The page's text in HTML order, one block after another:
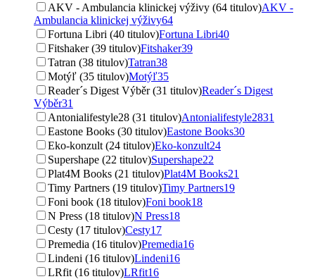
AKV - Ambulancia klinickej výživy (64 titulov)AKV -
Ambulancia klinickej výživy64
Fortuna Libri (40 titulov)Fortuna Libri40
Fitshaker (39 titulov)Fitshaker39
Tatran (38 titulov)Tatran38
Motýľ (35 titulov)Motýľ35
Reader´s Digest Výběr (31 titulov)Reader´s Digest
Výběr31
Antonialifestyle28 (31 titulov)Antonialifestyle2831
Eastone Books (30 titulov)Eastone Books30
Eko-konzult (24 titulov)Eko-konzult24
Supershape (22 titulov)Supershape22
Plat4M Books (21 titulov)Plat4M Books21
Timy Partners (19 titulov)Timy Partners19
Foni book (18 titulov)Foni book18
N Press (18 titulov)N Press18
Cesty (17 titulov)Cesty17
Premedia (16 titulov)Premedia16
Lindeni (16 titulov)Lindeni16
LRfit (16 titulov)LRfit16